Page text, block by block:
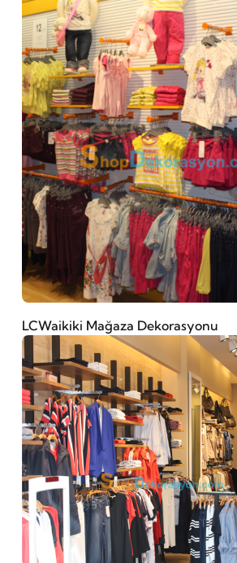
LCWaikiki Mağaza Dekorasyonu
Lcwaikili mağazalarında kullanılan,
metal ürünlerin üretimleri yapılarak
mağazalara sevki